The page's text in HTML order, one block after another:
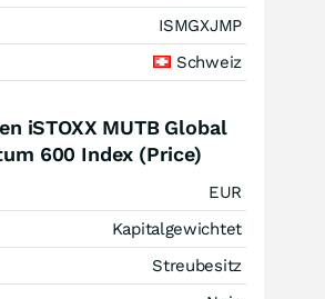
ISMGXJMP
Schweiz
iSTOXX MUTB Global
600 Index (Price)
EUR
Kapitalgewichtet
Streubesitz